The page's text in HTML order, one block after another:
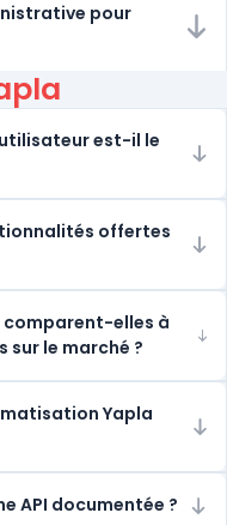
pour
est-il le
offertes
elles à
sur le marché ?
Yapla
API documentée ?